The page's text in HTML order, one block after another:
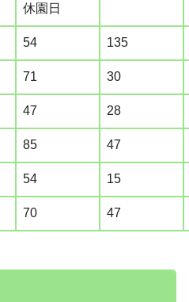
休園日
54 135
71 30
47 28
85 47
54 15
70 47